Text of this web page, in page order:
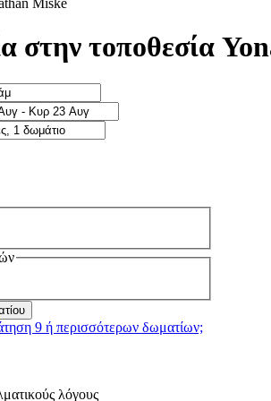
στην τοποθεσία
9 ή περισσότερων δωματίων;
λόγους